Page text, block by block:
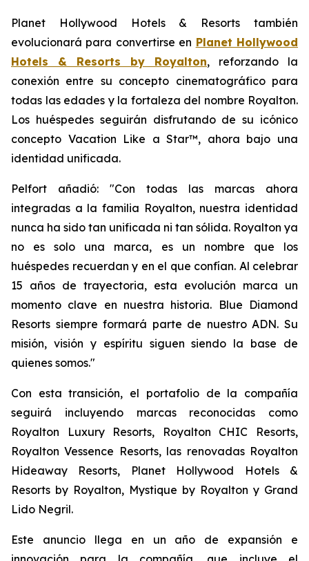
Planet Hollywood Hotels & Resorts también
evolucionará para convertirse en Planet Hollywood
Hotels & Resorts by Royalton, reforzando la
conexión entre su concepto cinematográfico para
todas las edades y la fortaleza del nombre Royalton.
Los huéspedes seguirán disfrutando de su icónico
concepto Vacation Like a Star™, ahora bajo una
identidad unificada.
Pelfort añadió: "Con todas las marcas ahora
integradas a la familia Royalton, nuestra identidad
nunca ha sido tan unificada ni tan sólida. Royalton ya
no es solo una marca, es un nombre que los
huéspedes recuerdan y en el que confían. Al celebrar
15 años de trayectoria, esta evolución marca un
momento clave en nuestra historia. Blue Diamond
Resorts siempre formará parte de nuestro ADN. Su
misión, visión y espíritu siguen siendo la base de
quienes somos."
Con esta transición, el portafolio de la compañía
seguirá incluyendo marcas reconocidas como
Royalton Luxury Resorts, Royalton CHIC Resorts,
Royalton Vessence Resorts, las renovadas Royalton
Hideaway Resorts, Planet Hollywood Hotels &
Resorts by Royalton, Mystique by Royalton y Grand
Lido Negril.
Este anuncio llega en un año de expansión e